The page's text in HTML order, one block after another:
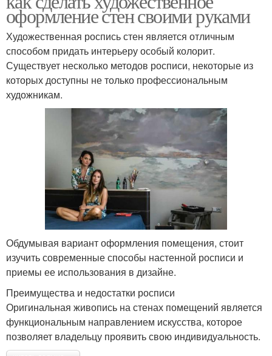
оформление стен своими руками
Художественная роспись стен является отличным
способом придать интерьеру особый колорит.
Существует несколько методов росписи, некоторые из
которых доступны не только профессиональным
художникам.
Обдумывая вариант оформления помещения, стоит
изучить современные способы настенной росписи и
приемы ее использования в дизайне.
Преимущества и недостатки росписи
Оригинальная живопись на стенах помещений является
функциональным направлением искусства, которое
позволяет владельцу проявить свою индивидуальность.